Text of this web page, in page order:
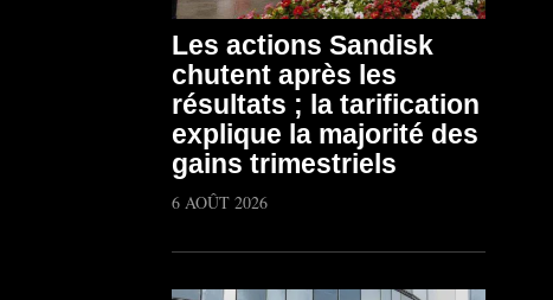
Les actions Sandisk
chutent après les
résultats ; la tarification
explique la majorité des
gains trimestriels
6 AOÛT 2026